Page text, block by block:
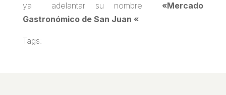
ya adelantar su nombre «Mercado
Gastronómico de San Juan «
Tags: